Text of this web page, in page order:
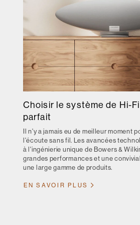
Choisir le système de Hi-Fi
parfait
Il n'y a jamais eu de meilleur moment
l'écoute sans fil. Les avancées
à l'ingénierie unique de Bowers &
grandes performances et une
une large gamme de produits.
EN SAVOIR PLUS